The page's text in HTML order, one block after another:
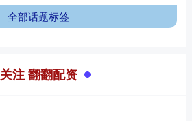
全部话题标签
关注 翻翻配资